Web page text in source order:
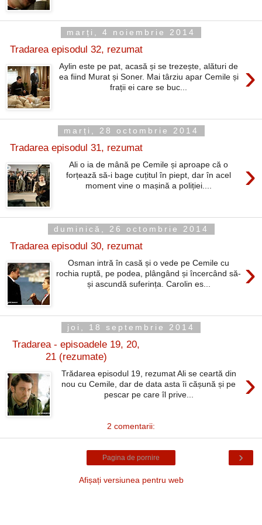
marți, 4 noiembrie 2014
Tradarea episodul 32, rezumat
›
Aylin este pe pat, acasă și se trezește, alături de
ea fiind Murat și Soner. Mai târziu apar Cemile și
frații ei care se buc...
marți, 28 octombrie 2014
Tradarea episodul 31, rezumat
›
Ali o ia de mână pe Cemile și aproape că o
forțează să-i bage cuțitul în piept, dar în acel
moment vine o mașină a poliției....
duminică, 26 octombrie 2014
Tradarea episodul 30, rezumat
›
Osman intră în casă și o vede pe Cemile cu
rochia ruptă, pe podea, plângând și încercând să-
și ascundă suferința. Carolin es...
joi, 18 septembrie 2014
Tradarea - episoadele 19, 20,
21 (rezumate)
›
Trădarea episodul 19, rezumat Ali se ceartă din
nou cu Cemile, dar de data asta îi cășună și pe
pescar pe care îl prive...
2 comentarii:
›
Pagina de pornire
Afișați versiunea pentru web